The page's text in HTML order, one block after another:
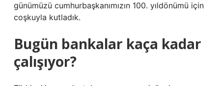
günümüzü cumhurbaşkanımızın 100. yıldönümü için
coşkuyla kutladık.
Bugün bankalar kaça kadar
çalışıyor?